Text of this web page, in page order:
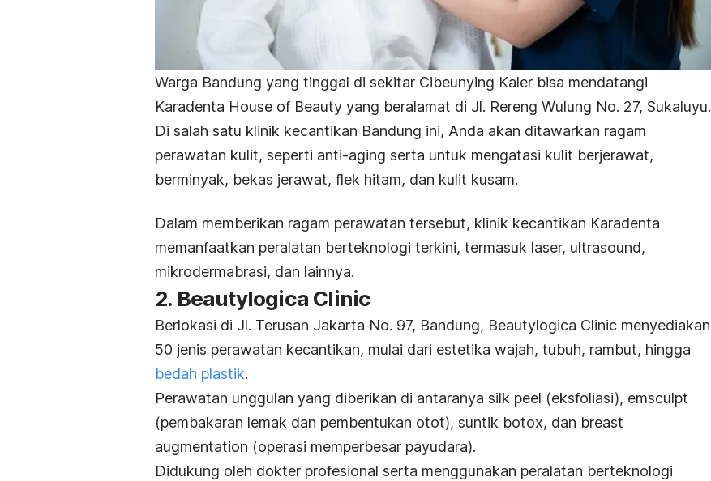
Warga Bandung yang tinggal di sekitar Cibeunying Kaler bisa mendatangi
Karadenta House of Beauty yang beralamat di Jl. Rereng Wulung No. 27, Sukaluyu.
Di salah satu klinik kecantikan Bandung ini, Anda akan ditawarkan ragam
perawatan kulit, seperti anti-aging serta untuk mengatasi kulit berjerawat,
berminyak, bekas jerawat, flek hitam, dan kulit kusam.
Dalam memberikan ragam perawatan tersebut, klinik kecantikan Karadenta
memanfaatkan peralatan berteknologi terkini, termasuk laser, ultrasound,
mikrodermabrasi, dan lainnya.
2. Beautylogica Clinic
Berlokasi di Jl. Terusan Jakarta No. 97, Bandung, Beautylogica Clinic menyediakan
50 jenis perawatan kecantikan, mulai dari estetika wajah, tubuh, rambut, hingga
bedah plastik.
Perawatan unggulan yang diberikan di antaranya silk peel (eksfoliasi), emsculpt
(pembakaran lemak dan pembentukan otot), suntik botox, dan breast
augmentation (operasi memperbesar payudara).
Didukung oleh dokter profesional serta menggunakan peralatan berteknologi